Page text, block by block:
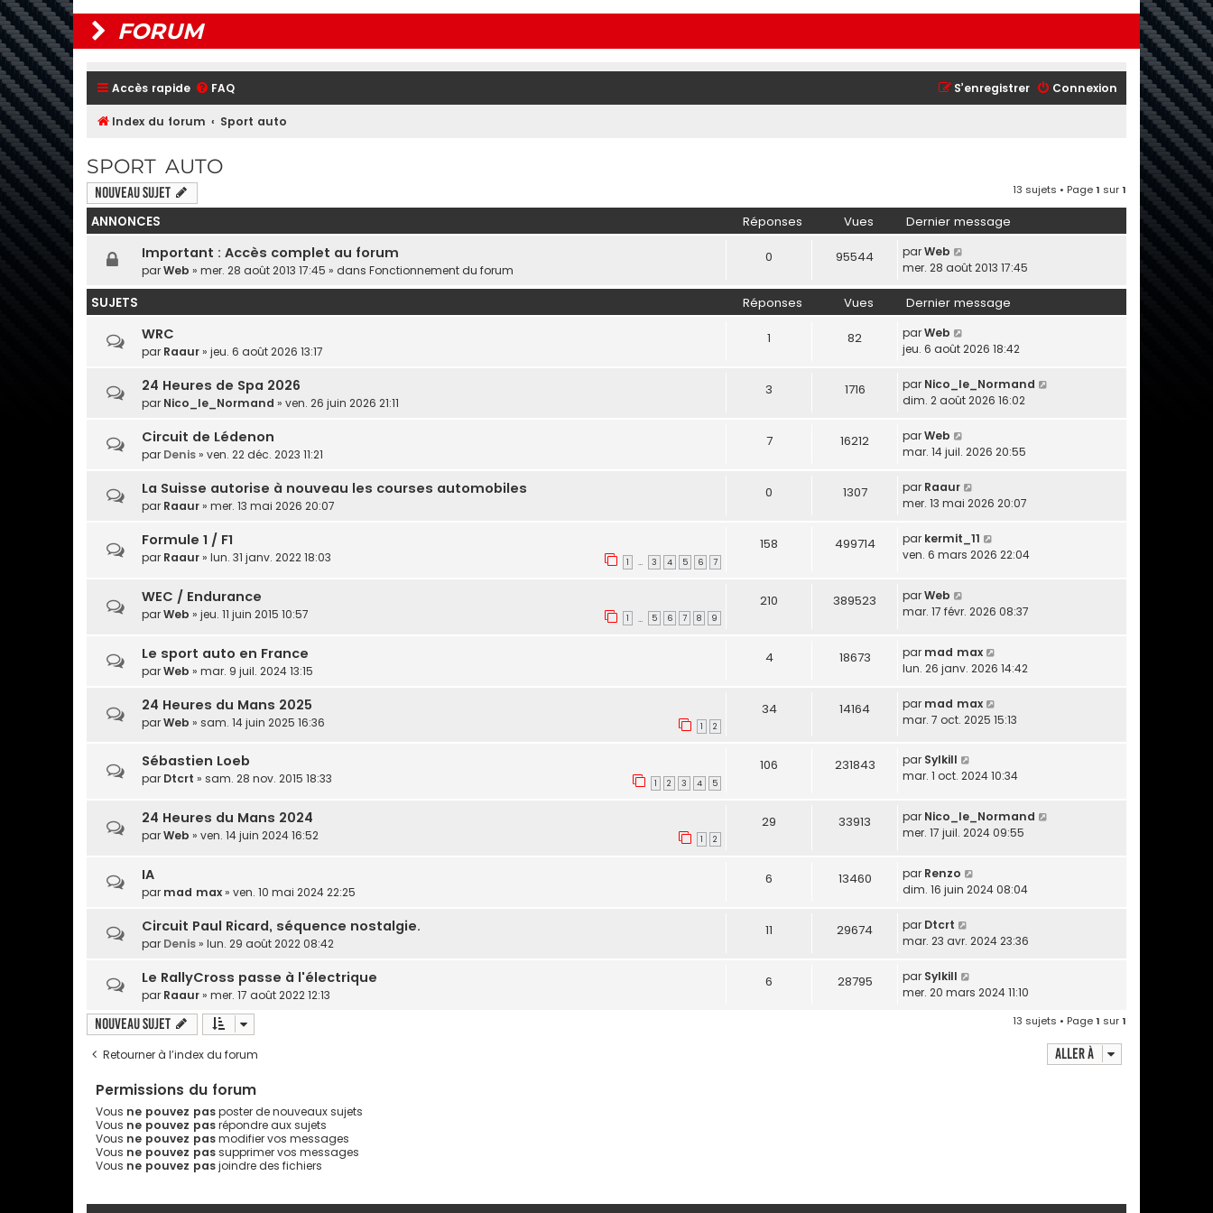
FORUM
Accès rapide FAQ Connexion
S’enregistrer
Index du forum Sport auto
SPORT AUTO
Nouveau sujet 13 sujets • Page1 sur1
ANNONCES Réponses Vues Dernier message
Important : Accès complet au forum
parWeb » mer. 28 août 2013 17:45 » dans Fonctionnement du forum
0 95544 parWeb
mer. 28 août 2013 17:45
SUJETS Réponses Vues Dernier message
WRC
par Raaur» jeu. 6 août 2026 13:17
1 82 parWeb
jeu. 6 août 2026 18:42
24 Heures de Spa 2026
par Nico_le_Normand » ven. 26 juin 2026 21:11
3 1716 par Nico_le_Normand
dim. 2 août 2026 16:02
Circuit de Lédenon
par Denis» ven. 22 déc. 2023 11:21
7 16212 parWeb
mar. 14 juil. 2026 20:55
La Suisse autorise à nouveau les courses automobiles
par Raaur» mer. 13 mai 2026 20:07
0 1307 par Raaur
mer. 13 mai 2026 20:07
Formule 1 / F1
par Raaur» lun. 31 janv. 2022 18:03 1 … 3 4 5 6 7
158 499714 par kermit_11
ven. 6 mars 2026 22:04
WEC / Endurance
parWeb » jeu. 11 juin 2015 10:57 1 … 5 6 7 8 9
210 389523 parWeb
mar. 17 févr. 2026 08:37
Le sport auto en France
parWeb » mar. 9 juil. 2024 13:15
4 18673 par mad max
lun. 26 janv. 2026 14:42
24 Heures du Mans 2025
parWeb » sam. 14 juin 2025 16:36 1 2
34 14164 par mad max
mar. 7 oct. 2025 15:13
Sébastien Loeb
par Dtcrt » sam. 28 nov. 2015 18:33 1 2 3 4 5
106 231843 par Sylkill
mar. 1 oct. 2024 10:34
24 Heures du Mans 2024
parWeb » ven. 14 juin 2024 16:52 1 2
29 33913 par Nico_le_Normand
mer. 17 juil. 2024 09:55
IA
par mad max» ven. 10 mai 2024 22:25
6 13460 par Renzo
dim. 16 juin 2024 08:04
Circuit Paul Ricard, séquence nostalgie.
par Denis» lun. 29 août 2022 08:42
11 29674 par Dtcrt
mar. 23 avr. 2024 23:36
Le RallyCross passe à l'électrique
par Raaur» mer. 17 août 2022 12:13
6 28795 par Sylkill
mer. 20 mars 2024 11:10
Nouveau sujet 13 sujets • Page1 sur1
Retourner à l’index du forum Aller à
Permissions du forum
Vous ne pouvez pasposter de nouveaux sujets
Vous ne pouvez pasrépondre aux sujets
Vous ne pouvez pasmodifier vos messages
Vous ne pouvez passupprimer vos messages
Vous ne pouvez pasjoindre des fichiers